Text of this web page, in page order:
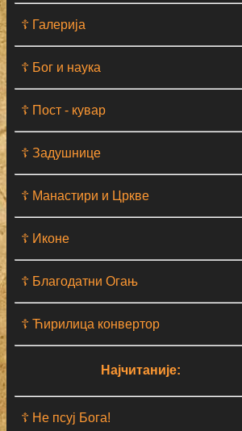
☦ Галерија
☦ Бог и наука
☦ Пост - кувар
☦ Задушнице
☦ Манастири и Цркве
☦ Иконе
☦ Благодатни Огањ
☦ Ћирилица конвертор
Најчитаније:
☦ Не псуј Бога!